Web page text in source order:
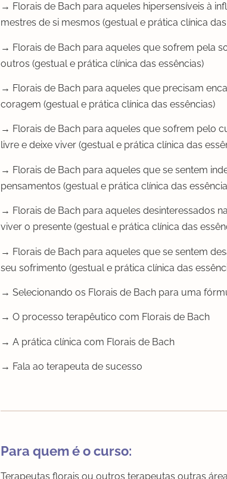
→ Florais de Bach para aqueles hipersensíveis à
mestres de si mesmos (gestual e prática clínica
→ Florais de Bach para aqueles que sofrem pela
outros (gestual e prática clínica das essências)
→ Florais de Bach para aqueles que precisam
coragem (gestual e prática clínica das essências)
→ Florais de Bach para aqueles que sofrem pelo
livre e deixe viver (gestual e prática clínica das
→ Florais de Bach para aqueles que se sentem
pensamentos (gestual e prática clínica das
→ Florais de Bach para aqueles desinteressados
viver o presente (gestual e prática clínica das
→ Florais de Bach para aqueles que se sentem
seu sofrimento (gestual e prática clínica das
→ Selecionando os Florais de Bach para uma
→ O processo terapêutico com Florais de Bach
→ A prática clínica com Florais de Bach
→ Fala ao terapeuta de sucesso
Para quem é o curso:
Terapeutas florais ou outros terapeutas outras